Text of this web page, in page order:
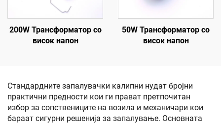
200W Трансформатор со
висок напон
50W Трансформатор со
висок напон
Стандардните запалувачки калипни нудат бројни
практични предности кои ги прават претпочитан
избор за сопствениците на возила и механичари кои
бараат сигурни решенија за запалување. Основната